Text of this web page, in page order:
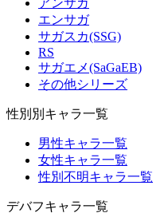
アンサガ
エンサガ
サガスカ(SSG)
RS
サガエメ(SaGaEB)
その他シリーズ
性別別キャラ一覧
男性キャラ一覧
女性キャラ一覧
性別不明キャラ一覧
デバフキャラ一覧